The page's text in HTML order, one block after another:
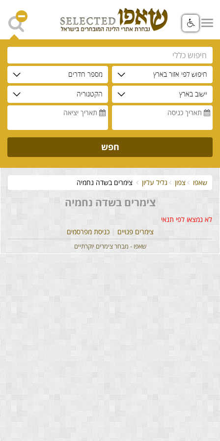
חיפוש לפי אזור בארץ מספר חדרים
יישוב בארץ
הקטגוריה
תאריך כניסה
תאריך יציאה
חפש
שאפו צפון גליל עליון צימרים בשדה נחמיה
צימרים בשדה נחמיה
לא נמצאו לפי תנאי
צימרים פנויים
כניסת מפרסמים
שאפו - מבחר צימרים יוקרתיים